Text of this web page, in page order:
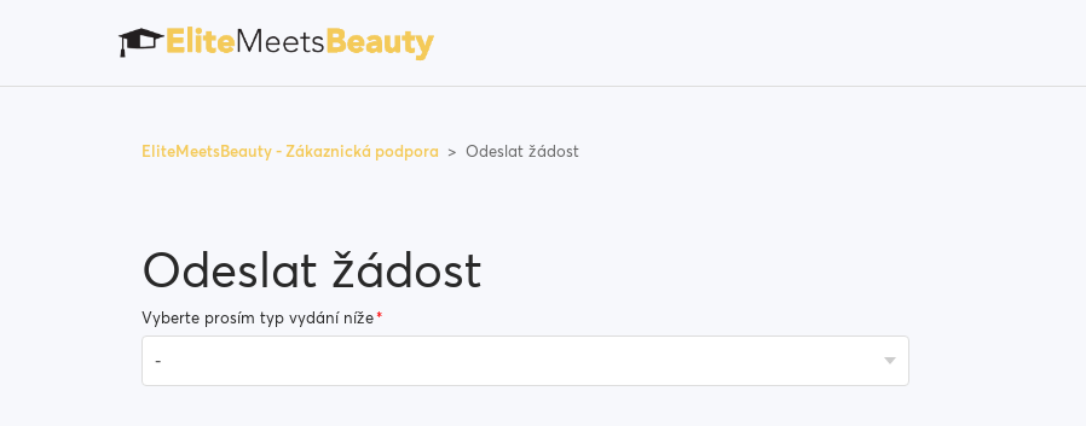
EliteMeetsBeauty - Zákaznická podpora Odeslat žádost
Odeslat žádost
Vyberte prosím typ vydání níže